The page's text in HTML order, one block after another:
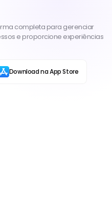
completa para gerenciar
e proporcione experiências
Download na App Store